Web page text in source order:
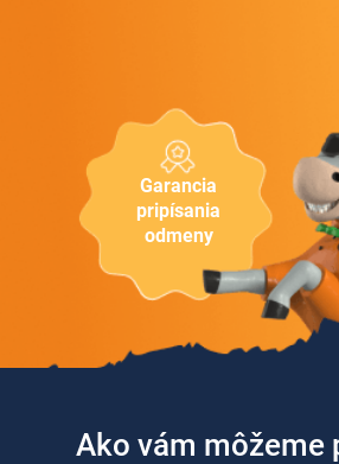
Garancia
pripísania
odmeny
Ako vám môžeme